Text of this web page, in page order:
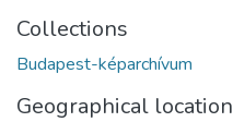
Collections
Budapest-képarchívum
Geographical location